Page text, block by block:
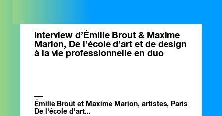
Interview d’Émilie Brout & Maxime
Marion, De l’école d’art et de design
à la vie professionnelle en duo
Émilie Brout et Maxime Marion, artistes, Paris
De l'école d'art...